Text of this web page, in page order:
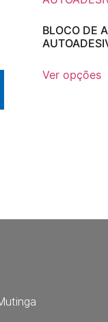
BLOCO DE
Ver opções